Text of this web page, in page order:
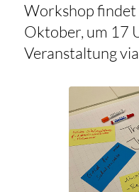
Workshop
Oktober, um 17
Veranstaltung